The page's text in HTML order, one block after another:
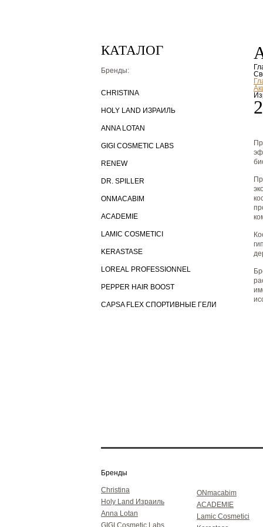
КАТАЛОГ
Бренды:
CHRISTINA
HOLY LAND ИЗРАИЛЬ
ANNA LOTAN
GIGI COSMETIC LABS
RENEW
DR. SPILLER
ONMACABIM
ACADEMIE
LAMIC COSMETICI
KERASTASE
LOREAL PROFESSIONNEL
PEPPER HAIR BOOST
CAPSA FLEX СПОРТИВНЫЕ ГЕЛИ
Бренды
Christina
Holy Land Израиль
Anna Lotan
GIGI Cosmetic Labs
ONmacabim
ACADEMIE
Lamic Cosmetici